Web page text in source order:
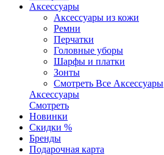
Аксессуары
Аксессуары из кожи
Ремни
Перчатки
Головные уборы
Шарфы и платки
Зонты
Смотреть Все Аксессуары
Аксессуары
Смотреть
Новинки
Скидки %
Бренды
Подарочная карта